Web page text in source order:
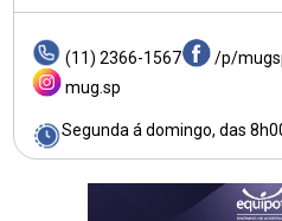
(11) 2366-1567
/p/
mug.sp
Segunda á domingo, das